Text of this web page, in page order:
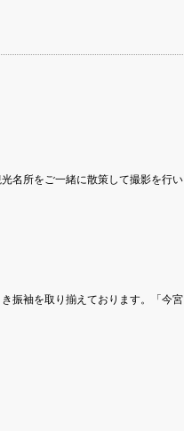
名所をご一緒に散策して撮影を行い
振袖を取り揃えております。「今宮